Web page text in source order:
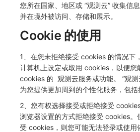
您所在国家、地区或 “观测云” 收集信
并在境外被访问、存储和展示。
Cookie 的使用
1、在您未拒绝接受 cookies 的情况下
计算机上设定或取用 cookies，以便您
cookies 的 观测云服务或功能。 “观
为您提供更加周到的个性化服务，包括
2、您有权选择接受或拒绝接受
浏览器设置的方式拒绝接受 cookies。
受 cookies，则您可能无法登录或使用